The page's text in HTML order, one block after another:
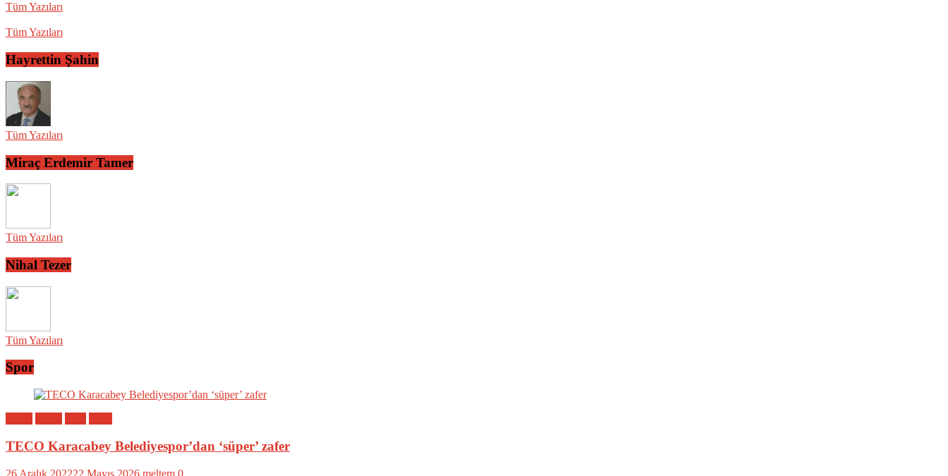
Tüm Yazıları
Tüm Yazıları
Hayrettin Şahin
Tüm Yazıları
Miraç Erdemir Tamer
Tüm Yazıları
Nihal Tezer
Tüm Yazıları
Spor
TECO Karacabey Belediyespor’dan ‘süper’ zafer
26 Aralık 202222 Mayıs 2026 meltem 0